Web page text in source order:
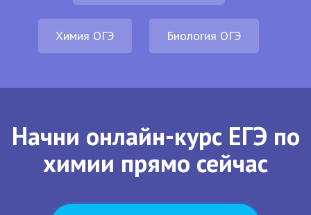
Химия ОГЭ Биология ОГЭ
Начни онлайн-курс ЕГЭ по
химии прямо сейчас